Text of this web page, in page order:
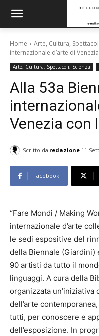
Home Arte, Cultura,
internazionale d’arte di
Arte, Cultura, Spettacoli, Scienza
Alla 53a
Venezia con
Scritto da redazione 11
Facebook
“Fare Mondi / Making
internazionale d’arte
le sedi espositive del
della Biennale (Giardini)
90 artisti da tutto il
linguaggi. A cura della
organizzata
dell’arte
tutti, per conoscere e
dell’esposizione. In